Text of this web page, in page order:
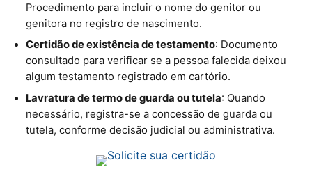
Procedimento para incluir o nome do genitor ou
genitora no registro de nascimento.
Certidão de existência de testamento: Documento
consultado para verificar se a pessoa falecida deixou
algum testamento registrado em cartório.
Lavratura de termo de guarda ou tutela: Quando
necessário, registra-se a concessão de guarda ou
tutela, conforme decisão judicial ou administrativa.